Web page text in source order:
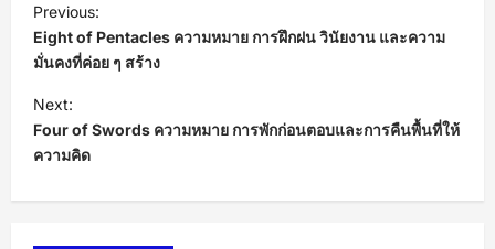
o
s
t
n
a
v
Previous:
Eight of Pentacles ความหมาย การฝึกฝน วินัยงาน และความ
มั่นคงที่ค่อย ๆ สร้าง
Next:
Four of Swords ความหมาย การพักก่อนตอบและการคืนพื้นที่ให้
ความคิด